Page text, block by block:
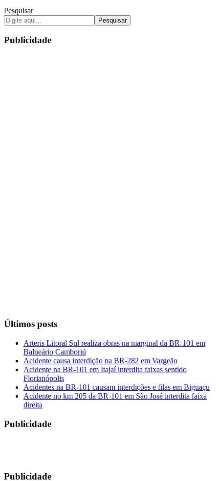
Pesquisar
Pesquisar
Publicidade
Últimos posts
Arteris Litoral Sul realiza obras na marginal da BR-101 em
Balneário Camboriú
Acidente causa interdição na BR-282 em Vargeão
Acidente na BR-101 em Itajaí interdita faixas sentido
Florianópolis
Acidentes na BR-101 causam interdições e filas em Biguaçu
Acidente no km 205 da BR-101 em São José interdita faixa
direita
Publicidade
Publicidade